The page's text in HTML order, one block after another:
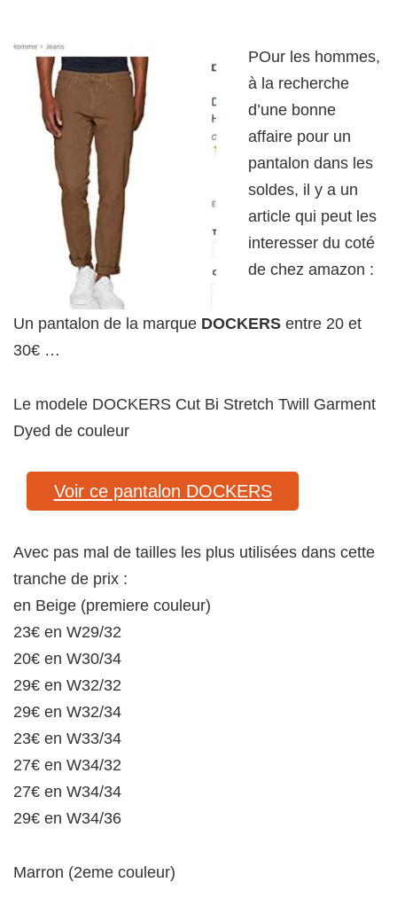
POur les hommes,
à la recherche
d’une bonne
affaire pour un
pantalon dans les
soldes, il y a un
article qui peut les
interesser du coté
de chez amazon :
Un pantalon de la marque DOCKERS entre 20 et
30€ …
Le modele DOCKERS Cut Bi Stretch Twill Garment
Dyed de couleur
Voir ce pantalon DOCKERS
Avec pas mal de tailles les plus utilisées dans cette
tranche de prix :
en Beige (premiere couleur)
23€ en W29/32
20€ en W30/34
29€ en W32/32
29€ en W32/34
23€ en W33/34
27€ en W34/32
27€ en W34/34
29€ en W34/36
Marron (2eme couleur)